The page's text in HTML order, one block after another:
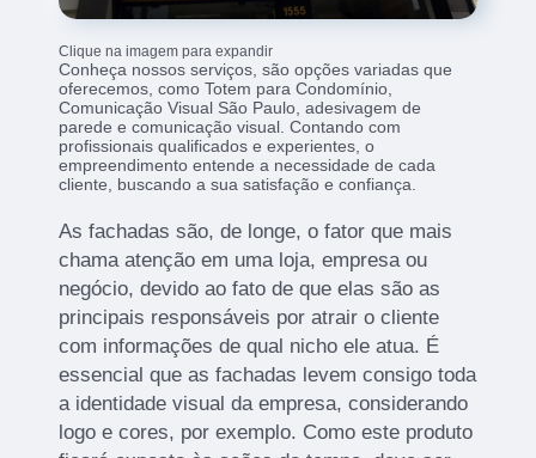
Clique na imagem para expandir
Conheça nossos serviços, são opções variadas que
oferecemos, como Totem para Condomínio,
Comunicação Visual São Paulo, adesivagem de
parede e comunicação visual. Contando com
profissionais qualificados e experientes, o
empreendimento entende a necessidade de cada
cliente, buscando a sua satisfação e confiança.
As fachadas são, de longe, o fator que mais
chama atenção em uma loja, empresa ou
negócio, devido ao fato de que elas são as
principais responsáveis por atrair o cliente
com informações de qual nicho ele atua. É
essencial que as fachadas levem consigo toda
a identidade visual da empresa, considerando
logo e cores, por exemplo. Como este produto